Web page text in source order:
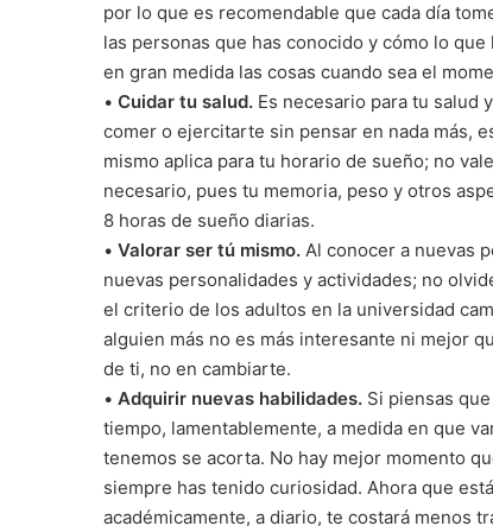
por lo que es recomendable que cada día
las personas que has conocido y cómo lo
en gran medida las cosas cuando sea el
• Cuidar tu salud. Es necesario para tu salud
comer o ejercitarte sin pensar en nada más,
mismo aplica para tu horario de sueño; no
necesario, pues tu memoria, peso y otros
8 horas de sueño diarias.
• Valorar ser tú mismo. Al conocer a nuevas
nuevas personalidades y actividades; no
el criterio de los adultos en la universidad
alguien más no es más interesante ni mejor
de ti, no en cambiarte.
• Adquirir nuevas habilidades. Si piensas
tiempo, lamentablemente, a medida en que
tenemos se acorta. No hay mejor momento
siempre has tenido curiosidad. Ahora que
académicamente, a diario, te costará menos